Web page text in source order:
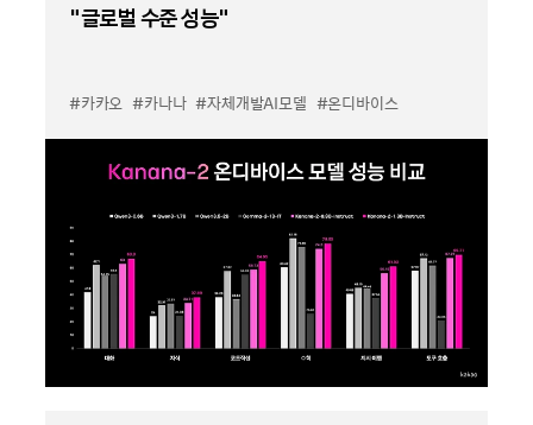
“글로벌 수준 성능”
#카카오 #카나나 #자체개발AI모델 #온디바이스